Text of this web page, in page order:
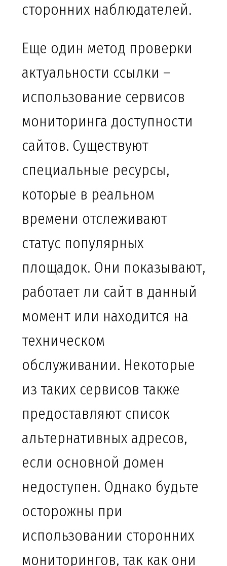
сторонних наблюдателей.
Еще один метод проверки
актуальности ссылки –
использование сервисов
мониторинга доступности
сайтов. Существуют
специальные ресурсы,
которые в реальном
времени отслеживают
статус популярных
площадок. Они показывают,
работает ли сайт в данный
момент или находится на
техническом
обслуживании. Некоторые
из таких сервисов также
предоставляют список
альтернативных адресов,
если основной домен
недоступен. Однако будьте
осторожны при
использовании сторонних
мониторингов, так как они